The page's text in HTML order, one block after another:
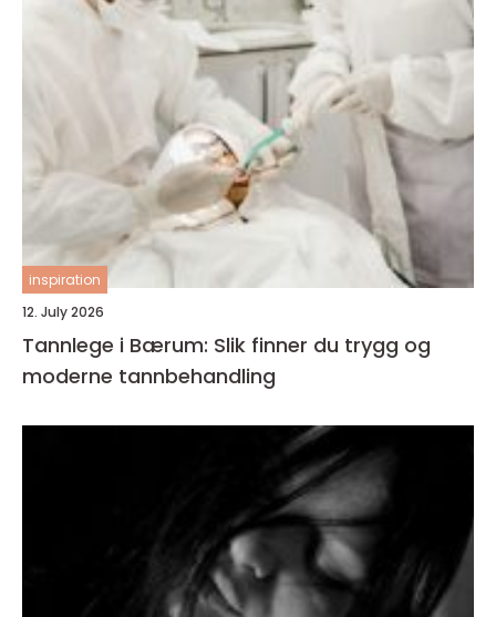
inspiration
12. July 2026
Tannlege i Bærum: Slik finner du trygg og
moderne tannbehandling